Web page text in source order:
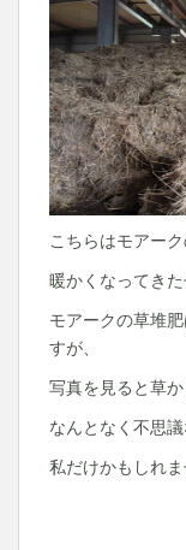
こちらはモアー
暖かくなってき
モアークの草堆
すが、
写真を見ると草
なんとなく不思議
私だけかもしれま